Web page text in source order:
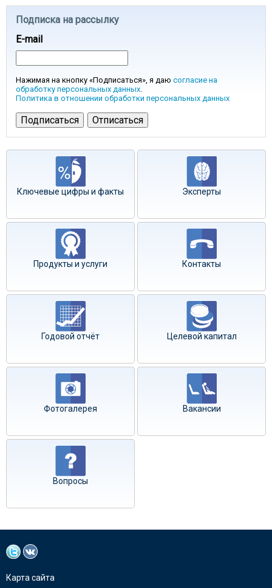
Подписка на рассылку
E-mail
Нажимая на кнопку «Подписаться», я даю согласие на
обработку персональных данных.
Политика в отношении обработки персональных данных
Ключевые цифры и факты Эксперты
Продукты и услуги Контакты
Годовой отчёт Целевой капитал
Фотогалерея Вакансии
Вопросы
Карта сайта